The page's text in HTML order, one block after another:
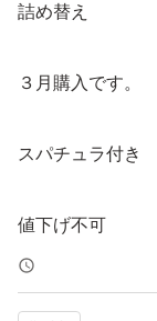
詰め替え
３月購入です。
スパチュラ付き